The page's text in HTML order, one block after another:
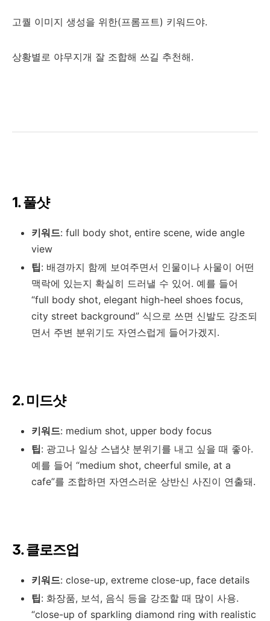
고퀄 이미지 생성을 위한(프롬프트) 키워드야.
상황별로 야무지개 잘 조합해 쓰길 추천해.
1. 풀샷
키워드: full body shot, entire scene, wide angle
view
팁: 배경까지 함께 보여주면서 인물이나 사물이 어떤
맥락에 있는지 확실히 드러낼 수 있어. 예를 들어
“full body shot, elegant high-heel shoes focus,
city street background” 식으로 쓰면 신발도 강조되
면서 주변 분위기도 자연스럽게 들어가겠지.
2. 미드샷
키워드: medium shot, upper body focus
팁: 광고나 일상 스냅샷 분위기를 내고 싶을 때 좋아.
예를 들어 “medium shot, cheerful smile, at a
cafe”를 조합하면 자연스러운 상반신 사진이 연출돼.
3. 클로즈업
키워드: close-up, extreme close-up, face details
팁: 화장품, 보석, 음식 등을 강조할 때 많이 사용.
“close-up of sparkling diamond ring with realistic